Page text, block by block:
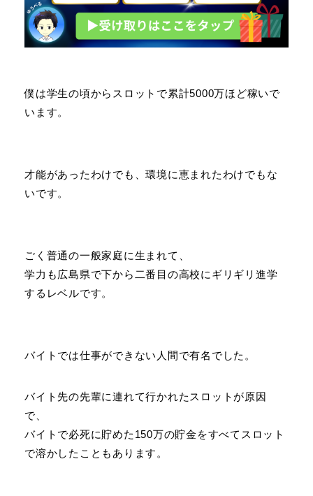
僕は学生の頃からスロットで累計5000万ほど稼いで
います。
才能があったわけでも、環境に恵まれたわけでもな
いです。
ごく普通の一般家庭に生まれて、
学力も広島県で下から二番目の高校にギリギリ進学
するレベルです。
バイトでは仕事ができない人間で有名でした。
バイト先の先輩に連れて行かれたスロットが原因
で、
バイトで必死に貯めた150万の貯金をすべてスロット
で溶かしたこともあります。